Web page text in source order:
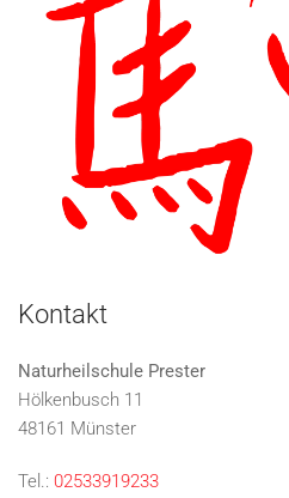
Kontakt
Naturheilschule Prester
Hölkenbusch 11
48161 Münster
Tel.: 02533919233